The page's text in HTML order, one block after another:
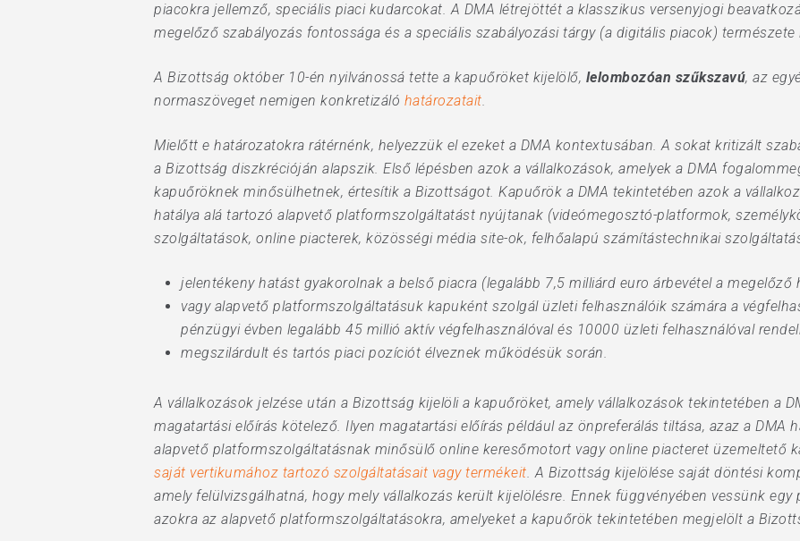
piacokra jellemző, speciális piaci kudarcokat. A DMA létrejöttét a klasszikus versenyjogi
megelőző szabályozás fontossága és a speciális szabályozási tárgy (a digitális piacok) természete
A Bizottság október 10-én nyilvánossá tette a kapuőröket kijelölő, lelombozóan szűkszavú, az
normaszöveget nemigen konkretizáló határozatait.
Mielőtt e határozatokra rátérnénk, helyezzük el ezeket a DMA kontextusában. A sokat kritizált
a Bizottság diszkrécióján alapszik. Első lépésben azok a vállalkozások, amelyek a DMA
kapuőröknek minősülhetnek, értesítik a Bizottságot. Kapuőrök a DMA tekintetében azok a
hatálya alá tartozó alapvető platformszolgáltatást nyújtanak (videómegosztó-platformok,
szolgáltatások, online piacterek, közösségi média site-ok, felhőalapú számítástechnikai
jelentékeny hatást gyakorolnak a belső piacra (legalább 7,5 milliárd euro árbevétel a megelőző
vagy alapvető platformszolgáltatásuk kapuként szolgál üzleti felhasználóik számára a
pénzügyi évben legalább 45 millió aktív végfelhasználóval és 10000 üzleti felhasználóval
megszilárdult és tartós piaci pozíciót élveznek működésük során.
A vállalkozások jelzése után a Bizottság kijelöli a kapuőröket, amely vállalkozások tekintetében a
magatartási előírás kötelező. Ilyen magatartási előírás például az önpreferálás tiltása, azaz a DMA
alapvető platformszolgáltatásnak minősülő online keresőmotort vagy online piacteret üzemeltető
saját vertikumához tartozó szolgáltatásait vagy termékeit. A Bizottság kijelölése saját döntési
amely felülvizsgálhatná, hogy mely vállalkozás került kijelölésre. Ennek függvényében vessünk
azokra az alapvető platformszolgáltatásokra, amelyeket a kapuőrök tekintetében megjelölt a